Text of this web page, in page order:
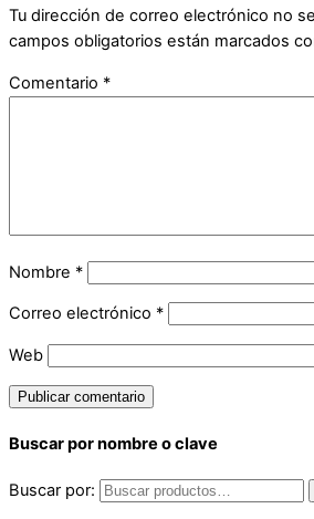
Tu dirección de correo electrónico no
campos obligatorios están marcados
Comentario *
Nombre *
Correo electrónico *
Web
Buscar por nombre o clave
Buscar por: